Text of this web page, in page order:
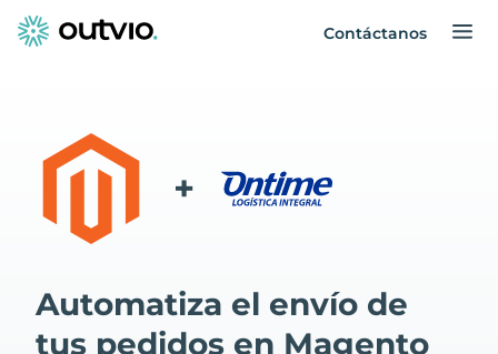
Contáctanos
+
Automatiza el envío de
tus pedidos en Magento